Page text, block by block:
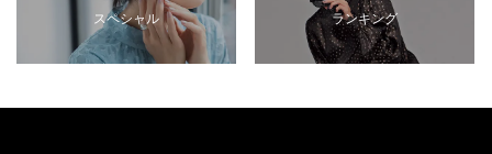
スペシャル ランキング